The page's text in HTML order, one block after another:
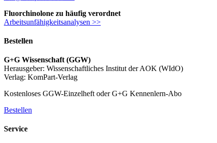
Fluorchinolone zu häufig verordnet
Arbeitsunfähigkeitsanalysen >>
Bestellen
G+G Wissenschaft (GGW)
Herausgeber: Wissenschaftliches Institut der AOK (WIdO)
Verlag: KomPart-Verlag
Kostenloses GGW-Einzelheft oder G+G Kennenlern-Abo
Bestellen
Service